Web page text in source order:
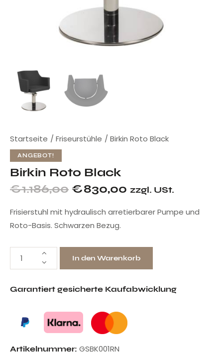
Startseite Friseurstühle Birkin Roto Black
ANGEBOT!
Birkin Roto Black
€1.186,00 €830,00 zzgl. USt.
Frisierstuhl mit hydraulisch arretierbarer Pumpe und
Roto-Basis. Schwarzen Bezug.
In den Warenkorb
Garantiert gesicherte Kaufabwicklung
Artikelnummer: GSBK001RN